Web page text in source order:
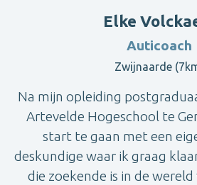
Elke
Auticoach
Zwijnaarde
Na mijn opleiding
Artevelde Hogeschool te
start te gaan met een
deskundige waar ik graag
die zoekende is in de